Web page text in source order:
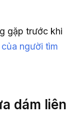
gặp trước khi
người tìm
dám liên